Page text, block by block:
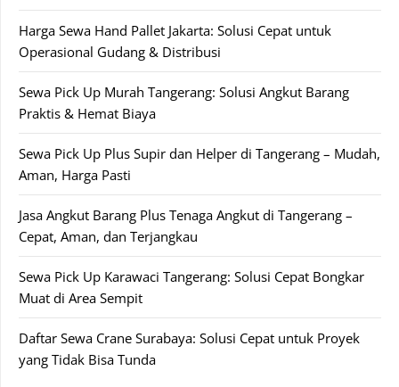
Harga Sewa Hand Pallet Jakarta: Solusi Cepat untuk
Operasional Gudang & Distribusi
Sewa Pick Up Murah Tangerang: Solusi Angkut Barang
Praktis & Hemat Biaya
Sewa Pick Up Plus Supir dan Helper di Tangerang – Mudah,
Aman, Harga Pasti
Jasa Angkut Barang Plus Tenaga Angkut di Tangerang –
Cepat, Aman, dan Terjangkau
Sewa Pick Up Karawaci Tangerang: Solusi Cepat Bongkar
Muat di Area Sempit
Daftar Sewa Crane Surabaya: Solusi Cepat untuk Proyek
yang Tidak Bisa Tunda